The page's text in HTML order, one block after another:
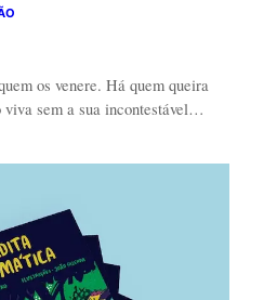
os venere. Há quem queira
viva sem a sua incontestável…